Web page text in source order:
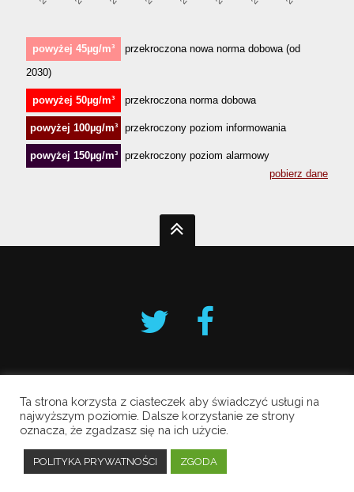
Krakowski Alarm Smogowy
Copyright © 2019 All Rights Reserved.
Polityka prywatności
Ta strona korzysta z ciasteczek aby świadczyć usługi na
najwyższym poziomie. Dalsze korzystanie ze strony
oznacza, że zgadzasz się na ich użycie.
POLITYKA PRYWATNOŚCI ZGODA